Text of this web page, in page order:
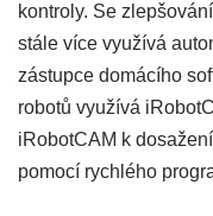
kontroly. Se
stále více využívá
zástupce domácího
robotů využívá
iRobotCAM k
pomocí rychlého